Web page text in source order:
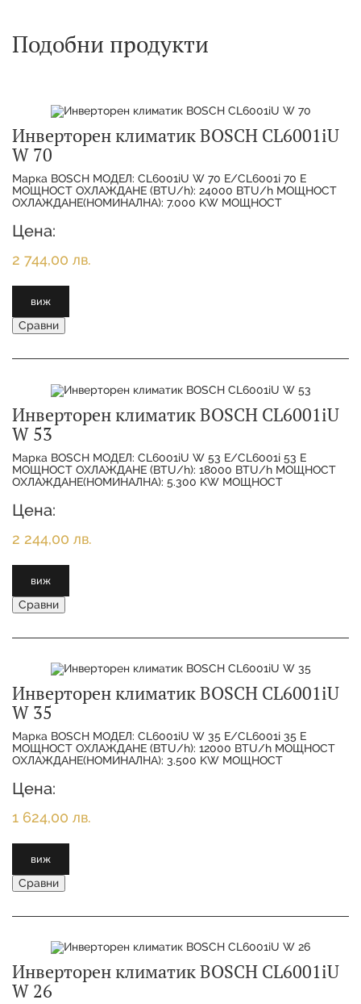
Подобни продукти
Инверторен климатик BOSCH CL6001iU
W 70
Марка BOSCH МОДЕЛ: CL6001iU W 70 E/CL6001i 70 E
МОЩНОСТ ОХЛАЖДАНЕ (BTU/h): 24000 BTU/h МОЩНОСТ
ОХЛАЖДАНЕ(НОМИНАЛНА): 7.000 KW МОЩНОСТ
Цена:
2 744,00 лв.
виж
Сравни
Инверторен климатик BOSCH CL6001iU
W 53
Марка BOSCH МОДЕЛ: CL6001iU W 53 E/CL6001i 53 E
МОЩНОСТ ОХЛАЖДАНЕ (BTU/h): 18000 BTU/h МОЩНОСТ
ОХЛАЖДАНЕ(НОМИНАЛНА): 5.300 KW МОЩНОСТ
Цена:
2 244,00 лв.
виж
Сравни
Инверторен климатик BOSCH CL6001iU
W 35
Марка BOSCH МОДЕЛ: CL6001iU W 35 E/CL6001i 35 E
МОЩНОСТ ОХЛАЖДАНЕ (BTU/h): 12000 BTU/h МОЩНОСТ
ОХЛАЖДАНЕ(НОМИНАЛНА): 3.500 KW МОЩНОСТ
Цена:
1 624,00 лв.
виж
Сравни
Инверторен климатик BOSCH CL6001iU
W 26